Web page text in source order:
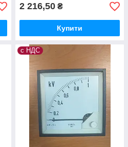
2 216,50 ₴
Купити
с НДС